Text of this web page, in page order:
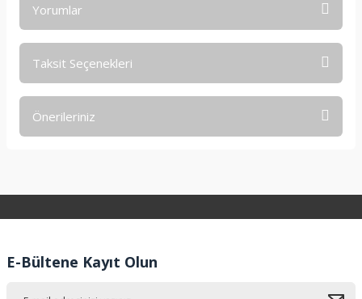
Yorumlar
Taksit Seçenekleri
Önerileriniz
Ürün açıklamasında eksik bilgiler bulunuyor.
E-Bültene Kayıt Olun